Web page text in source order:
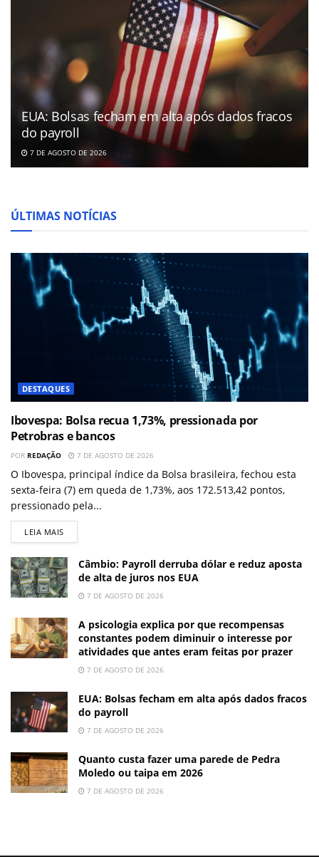
EUA: Bolsas fecham em alta após dados fracos
do payroll
7 DE AGOSTO DE 2026
ÚLTIMAS NOTÍCIAS
DESTAQUES
Ibovespa: Bolsa recua 1,73%, pressionada por
Petrobras e bancos
POR REDAÇÃO 7 DE AGOSTO DE 2026
O Ibovespa, principal índice da Bolsa brasileira, fechou esta
sexta-feira (7) em queda de 1,73%, aos 172.513,42 pontos,
pressionado pela...
LEIA MAIS
Câmbio: Payroll derruba dólar e reduz aposta
de alta de juros nos EUA
7 DE AGOSTO DE 2026
A psicologia explica por que recompensas
constantes podem diminuir o interesse por
atividades que antes eram feitas por prazer
7 DE AGOSTO DE 2026
EUA: Bolsas fecham em alta após dados fracos
do payroll
7 DE AGOSTO DE 2026
Quanto custa fazer uma parede de Pedra
Moledo ou taipa em 2026
7 DE AGOSTO DE 2026